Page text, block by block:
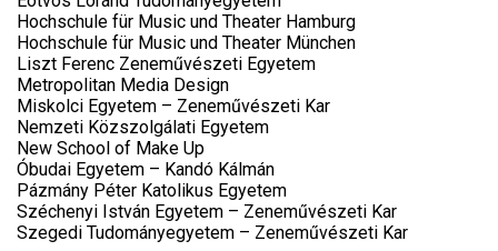
Hochschule für Music und Theater Hamburg
Hochschule für Music und Theater München
Liszt Ferenc Zeneművészeti Egyetem
Metropolitan Media Design
Miskolci Egyetem – Zeneművészeti Kar
Nemzeti Közszolgálati Egyetem
New School of Make Up
Óbudai Egyetem – Kandó Kálmán
Pázmány Péter Katolikus Egyetem
Széchenyi István Egyetem – Zeneművészeti Kar
Szegedi Tudományegyetem – Zeneművészeti Kar